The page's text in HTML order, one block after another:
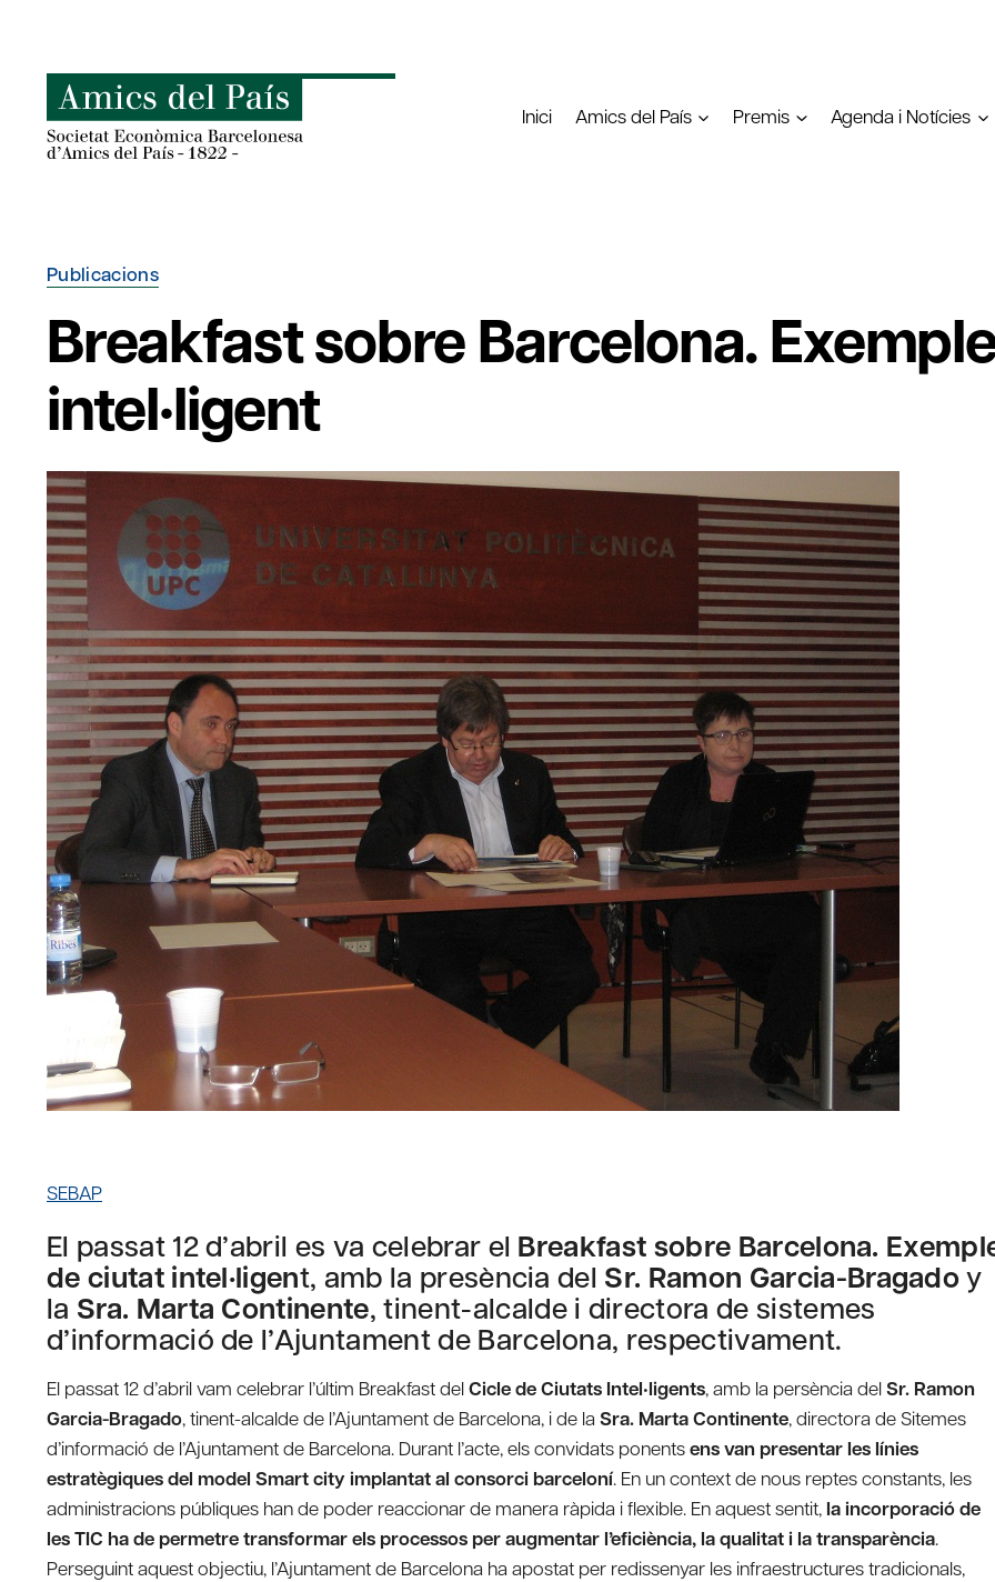
content
Inici
Amics del País Premis Agenda i Notícies
Publicacions
Breakfast sobre Barcelona.
intel·ligent
SEBAP
El passat 12 d’abril es va celebrar el Breakfast sobre Barcelona.
de ciutat intel·ligent, amb la presència del Sr. Ramon Garcia-Bragadoy
la Sra. Marta Continente, tinent-alcalde i directora de sistemes
d’informació de l’Ajuntament de Barcelona, respectivament.
El passat 12 d’abril vam celebrar l’últim Breakfast delCicle de Ciutats Intel•ligents, amb la persència delSr. Ramon
Garcia-Bragado, tinent-alcalde de l’Ajuntament de Barcelona, i de la Sra. Marta Continente, directora de Sitemes
d’informació de l’Ajuntament de Barcelona. Durant l’acte, els convidats ponentsens van presentar les línies
estratègiques del model Smart city implantat al consorci barceloní. En un context de nous reptes constants, les
administracions públiques han de poder reaccionar de manera ràpida i flexible. En aquest sentit, la incorporació de
les TIC ha de permetre transformar els processos per augmentar l’eficiència, la qualitat i la transparència.
Perseguint aquest objectiu, l’Ajuntament de Barcelona ha apostat per redissenyar les infraestructures tradicionals,